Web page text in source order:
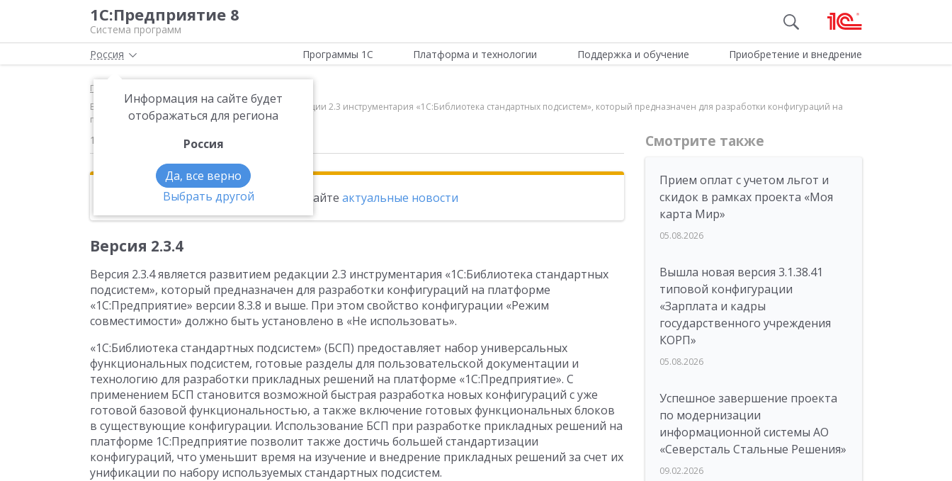
1С:Предприятие 8
Система программ
Россия
Информация на сайте будет
отображаться для региона
Россия
Да, все верно
Выбрать другой
Программы 1С Платформа и технологии Поддержка и обучение Приобретение и внедрение
Главная
Версия 2.3.4 Версия 2.3.4 является развитием редакции 2.3 инструментария «1С:Библиотека стандартных подсистем», который предназначен для разработки конфигураций на
платформе «1С:Предприятие» версии 8.3.8 и выше
12.01.2017
Эта новость находится в архиве. Читайте актуальные новости
Версия 2.3.4
Версия 2.3.4 является развитием редакции 2.3 инструментария «1С:Библиотека стандартных
подсистем», который предназначен для разработки конфигураций на платформе
«1С:Предприятие» версии 8.3.8 и выше. При этом свойство конфигурации «Режим
совместимости» должно быть установлено в «Не использовать».
«1С:Библиотека стандартных подсистем» (БСП) предоставляет набор универсальных
функциональных подсистем, готовые разделы для пользовательской документации и
технологию для разработки прикладных решений на платформе «1С:Предприятие». С
применением БСП становится возможной быстрая разработка новых конфигураций с уже
готовой базовой функциональностью, а также включение готовых функциональных блоков
в существующие конфигурации. Использование БСП при разработке прикладных решений на
платформе 1С:Предприятие позволит также достичь большей стандартизации
конфигураций, что уменьшит время на изучение и внедрение прикладных решений за счет их
унификации по набору используемых стандартных подсистем.
Смотрите также
Прием оплат с учетом льгот и
скидок в рамках проекта «Моя
карта Мир»
05.08.2026
Вышла новая версия 3.1.38.41
типовой конфигурации
«Зарплата и кадры
государственного учреждения
КОРП»
05.08.2026
Успешное завершение проекта
по модернизации
информационной системы АО
«Северсталь Стальные Решения»
09.02.2026